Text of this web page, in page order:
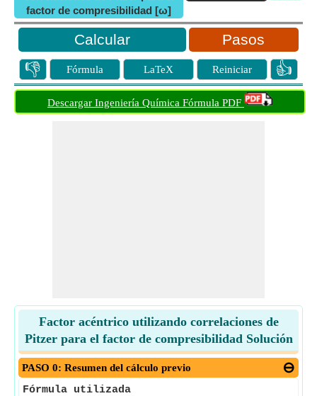
factor de compresibilidad [ω]
Pasos
👎 Fórmula LaTeX Reiniciar 👍
Descargar Ingeniería Química Fórmula PDF
Factor acéntrico utilizando correlaciones de
Pitzer para el factor de compresibilidad Solución
PASO 0: Resumen del cálculo previo
Fórmula utilizada